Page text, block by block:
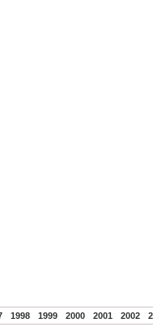
1998 1999 2000 2001 2002